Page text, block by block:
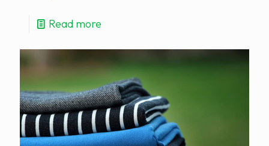
Read more